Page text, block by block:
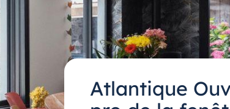
Atlantique